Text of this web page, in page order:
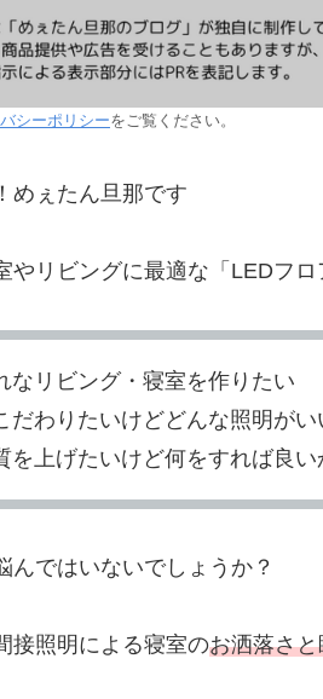
シーポリシーをご覧ください。
めぇたん旦那です
やリビングに最適な「LEDフ
なリビング・寝室を作りたい
だわりたいけどどんな照明が
を上げたいけど何をすれば良い
んではいないでしょうか？
接照明による寝室のお洒落さ